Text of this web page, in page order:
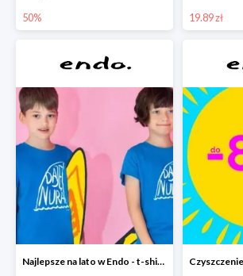
50% 19.89 zł
Najlepsze na lato w Endo - t-shirty od 9,90 zł i krótkie spodenki od 19,90 zł